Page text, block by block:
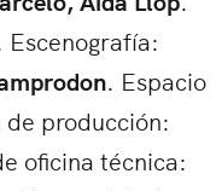
. Escenografía:
. Espacio
de producción:
oficina técnica: